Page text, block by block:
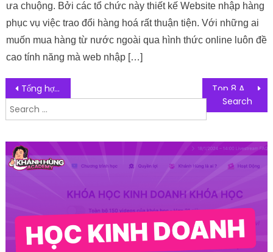
ưa chuộng. Bởi các tổ chức này thiết kế Website nhập hàng
phục vụ việc trao đổi hàng hoá rất thuận tiện. Với những ai
muốn mua hàng từ nước ngoài qua hình thức online luôn đề
cao tính năng mà web nhập […]
Post navigation
Tổng hợp 7 địa chỉ bán thảm nhựa trải sàn giá rẻ, chất lượng nhất hiện nay
Search for: